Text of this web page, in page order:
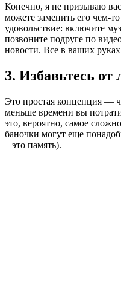
Конечно, я не призываю
можете заменить его чем-
удовольствие: включите
позвоните подруге по
новости. Все в ваших
3. Избавьтесь от
Это простая концепция —
меньше времени вы
это, вероятно, самое
баночки могут еще
– это память).